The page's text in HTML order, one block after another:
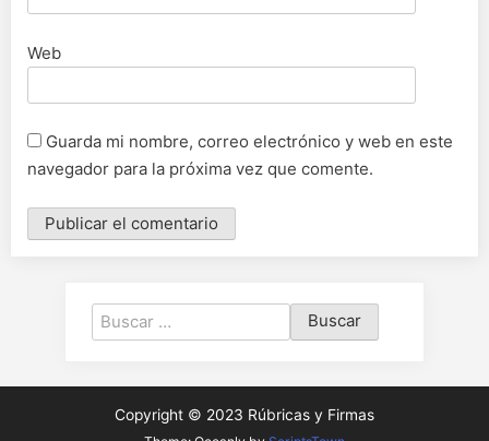
Web
Guarda mi nombre, correo electrónico y web en este
navegador para la próxima vez que comente.
Copyright © 2023 Rúbricas y Firmas